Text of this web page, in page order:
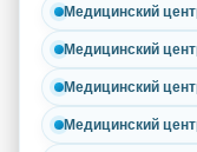
Медицинский
Медицинский
Медицинский
Медицинский